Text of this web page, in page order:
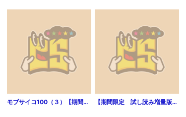
モブサイコ100（３）【期間限定 無料お試し版】 【期間限定 試し読み増量版】俺のメガネはたぶん世界征服できると思う。 エイルの奇妙なメガネ生活１